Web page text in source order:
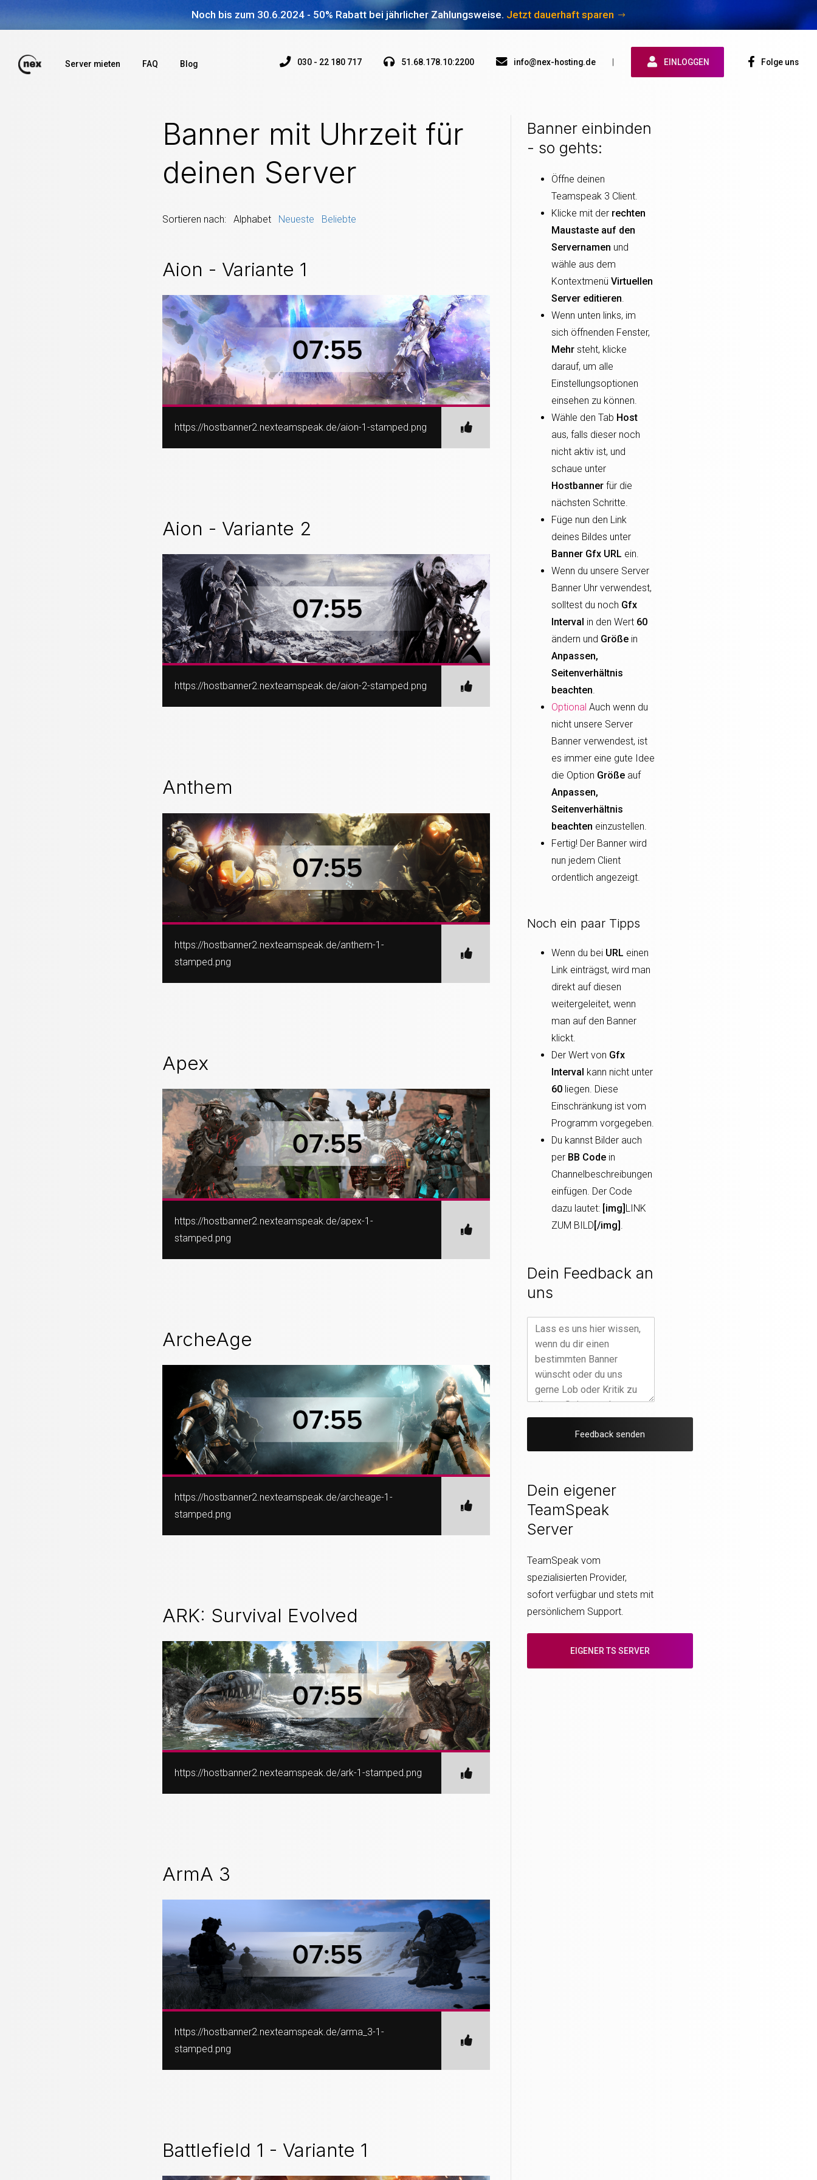
Noch bis zum 30.6.2024 - 50% Rabatt bei jährlicher Zahlungsweise. Jetzt dauerhaft sparen
Server mieten FAQ Blog 030 - 22 180 717 51.68.178.10:2200 info@nex-hosting.de EINLOGGEN Folge uns
Banner mit Uhrzeit für
deinen Server
Sortieren nach: Alphabet Neueste Beliebte
Aion - Variante 1
https://hostbanner2.nexteamspeak.de/aion-1-stamped.png
Aion - Variante 2
https://hostbanner2.nexteamspeak.de/aion-2-stamped.png
Anthem
https://hostbanner2.nexteamspeak.de/anthem-1-
stamped.png
Apex
https://hostbanner2.nexteamspeak.de/apex-1-
stamped.png
ArcheAge
https://hostbanner2.nexteamspeak.de/archeage-1-
stamped.png
ARK: Survival Evolved
https://hostbanner2.nexteamspeak.de/ark-1-stamped.png
ArmA 3
https://hostbanner2.nexteamspeak.de/arma_3-1-
stamped.png
Battlefield 1 - Variante 1
Banner einbinden
- so gehts:
Öffne deinen
Teamspeak 3 Client.
Klicke mit der rechten
Maustaste auf den
Servernamen und
wähle aus dem
Kontextmenü Virtuellen
Server editieren.
Wenn unten links, im
sich öffnenden Fenster,
Mehr steht, klicke
darauf, um alle
Einstellungsoptionen
einsehen zu können.
Wähle den Tab Host
aus, falls dieser noch
nicht aktiv ist, und
schaue unter
Hostbanner für die
nächsten Schritte.
Füge nun den Link
deines Bildes unter
Banner Gfx URL ein.
Wenn du unsere Server
Banner Uhr verwendest,
solltest du noch Gfx
Interval in den Wert 60
ändern und Größe in
Anpassen,
Seitenverhältnis
beachten.
Optional Auch wenn du
nicht unsere Server
Banner verwendest, ist
es immer eine gute Idee
die Option Größe auf
Anpassen,
Seitenverhältnis
beachten einzustellen.
Fertig! Der Banner wird
nun jedem Client
ordentlich angezeigt.
Noch ein paar Tipps
Wenn du bei URL einen
Link einträgst, wird man
direkt auf diesen
weitergeleitet, wenn
man auf den Banner
klickt.
Der Wert von Gfx
Interval kann nicht unter
60 liegen. Diese
Einschränkung ist vom
Programm vorgegeben.
Du kannst Bilder auch
per BB Code in
Channelbeschreibungen
einfügen. Der Code
dazu lautet: [img] LINK
ZUM BILD [/img] .
Dein Feedback an
uns
Feedback senden
Dein eigener
TeamSpeak
Server
TeamSpeak vom
spezialisierten Provider,
sofort verfügbar und stets mit
persönlichem Support.
EIGENER TS SERVER